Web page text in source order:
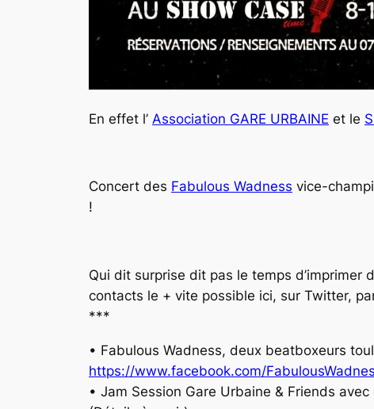
En effet l’ Association GARE URBAINE et le
Concert des Fabulous Wadness vice-
!
Qui dit surprise dit pas le temps d’imprimer
contacts le + vite possible ici, sur Twitter,
***
• Fabulous Wadness, deux beatboxeurs
https://www.facebook.com/
• Jam Session Gare Urbaine & Friends